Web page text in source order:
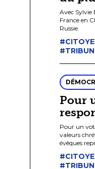
Avec Sylvie
France en
Russie.
Pour
Pour un
valeurs
évêques
tous les
[…]